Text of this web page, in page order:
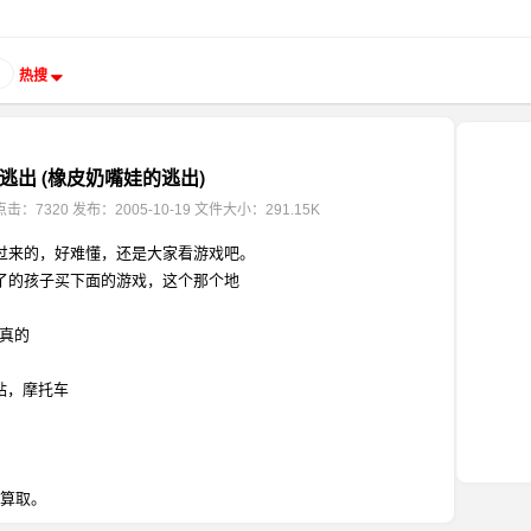
热搜
出 (橡皮奶嘴娃的逃出)
击：7320 发布：2005-10-19 文件大小：291.15K
的，好难懂，还是大家看游戏吧。
的孩子买下面的游戏，这个那个地
的
，摩托车
取。